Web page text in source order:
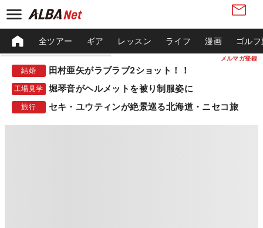
メルマガ登録
全ツアー ギア レッスン ライフ 漫画 ゴル
結婚 田村亜矢がラブラブ2ショット！！
工場見学 堀琴音がヘルメットを被り制服姿に
旅行 セキ・ユウティンが絶景巡る北海道・ニセコ旅